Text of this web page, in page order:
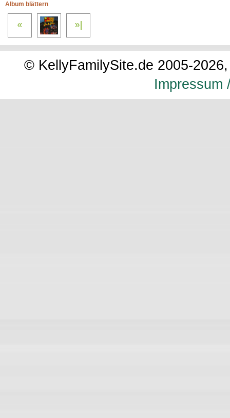
Album blättern
© KellyFamilySite.de 2005-
Impressum